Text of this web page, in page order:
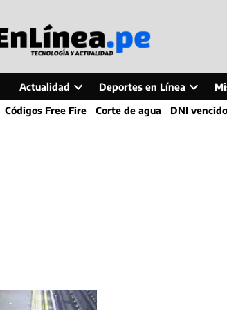
Actualidad
Open
dropdown
Deportes en Línea
Open
dropdown
Códigos Free Fire Corte de agua DNI vencido